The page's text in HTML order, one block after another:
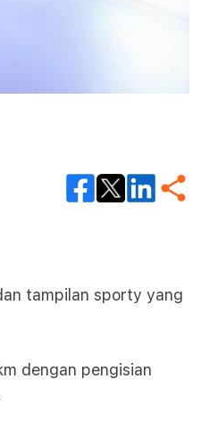
tampilan sporty yang
dengan pengisian